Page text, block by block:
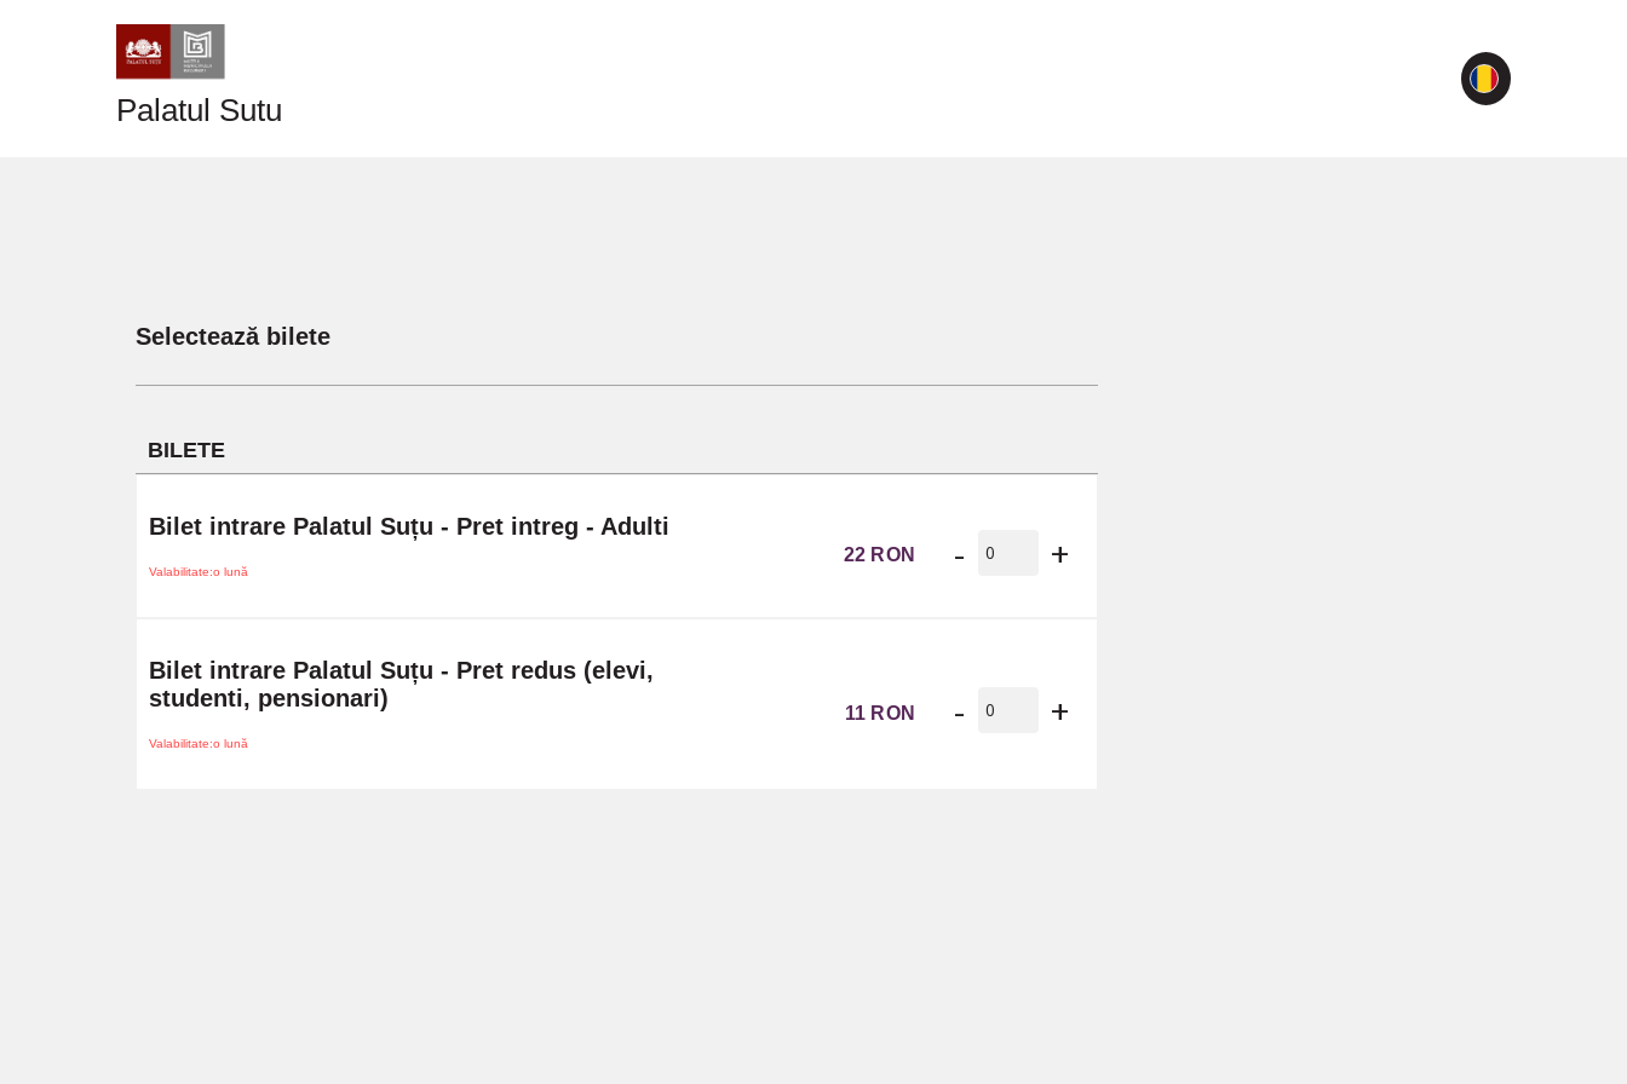
Palatul Sutu
Selectează bilete
BILETE
Bilet intrare Palatul Suțu - Pret intreg - Adulti
Valabilitate:o lună
22 RON - +
Bilet intrare Palatul Suțu - Pret redus (elevi,
studenti, pensionari)
Valabilitate:o lună
11 RON - +